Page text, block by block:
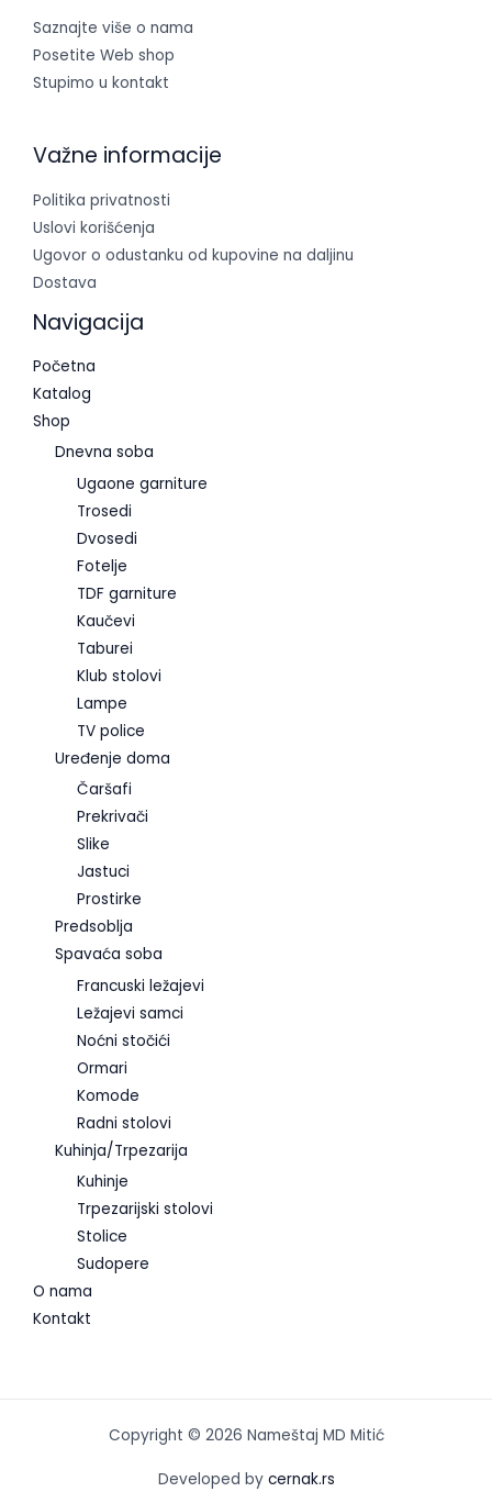
Saznajte više o nama
Posetite Web shop
Stupimo u kontakt
Važne informacije
Politika privatnosti
Uslovi korišćenja
Ugovor o odustanku od kupovine na daljinu
Dostava
Navigacija
Početna
Katalog
Shop
Dnevna soba
Ugaone garniture
Trosedi
Dvosedi
Fotelje
TDF garniture
Kaučevi
Taburei
Klub stolovi
Lampe
TV police
Uređenje doma
Čaršafi
Prekrivači
Slike
Jastuci
Prostirke
Predsoblja
Spavaća soba
Francuski ležajevi
Ležajevi samci
Noćni stočići
Ormari
Komode
Radni stolovi
Kuhinja/Trpezarija
Kuhinje
Trpezarijski stolovi
Stolice
Sudopere
O nama
Kontakt
Copyright © 2026 Nameštaj MD Mitić
Developed by cernak.rs